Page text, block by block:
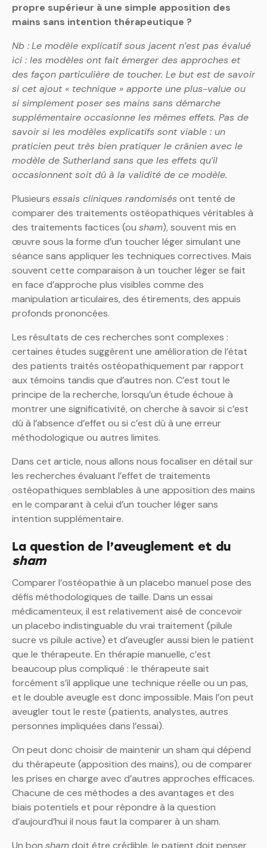
propre supérieur à une simple apposition des
mains sans intention thérapeutique ?
Nb :Le modèle explicatif sous jacent n’est pas évalué
ici : les modèles ont fait émerger des approches et
des façon particulière de toucher. Le but est de savoir
si cet ajout « technique » apporte une plus-value ou
si simplement poser ses mains sans démarche
supplémentaire occasionne les mêmes effets. Pas de
savoir si les modèles explicatifs sont viable : un
praticien peut très bien pratiquer le crânien avec le
modèle de Sutherland sans que les effets qu’il
occasionnent soit dû à la validité de ce modèle.
Plusieurs essais cliniques randomisésont tenté de
comparer des traitements ostéopathiques véritables à
des traitements factices (ou sham), souvent mis en
œuvre sous la forme d’un toucher léger simulant une
séance sans appliquer les techniques correctives. Mais
souvent cette comparaison à un toucher léger se fait
en face d’approche plus visibles comme des
manipulation articulaires, des étirements, des appuis
profonds prononcées.
Les résultats de ces recherches sont complexes :
certaines études suggèrent une amélioration de l’état
des patients traités ostéopathiquement par rapport
aux témoins tandis que d’autres non. C’est tout le
principe de la recherche, lorsqu’un étude échoue à
montrer une significativité, on cherche à savoir si c’est
dû à l’absence d’effet ou si c’est dû à une erreur
méthodologique ou autres limites.
Dans cet article, nous allons nous focaliser en détail sur
les recherches évaluant l’effet de traitements
ostéopathiques semblables à une apposition des mains
en le comparant à celui d’un toucher léger sans
intention supplémentaire.
La question de l’aveuglement et du
sham
Comparer l’ostéopathie à un placebo manuel pose des
défis méthodologiques de taille. Dans un essai
médicamenteux, il est relativement aisé de concevoir
un placebo indistinguable du vrai traitement (pilule
sucre vs pilule active) et d’aveugler aussi bien le patient
que le thérapeute. En thérapie manuelle, c’est
beaucoup plus compliqué : le thérapeute sait
forcément s’il applique une technique réelle ou un pas,
et le double aveugle est donc impossible. Mais l’on peut
aveugler tout le reste (patients, analystes, autres
personnes impliquées dans l’essai).
On peut donc choisir de maintenir un sham qui dépend
du thérapeute (apposition des mains), ou de comparer
les prises en charge avec d’autres approches efficaces.
Chacune de ces méthodes a des avantages et des
biais potentiels et pour répondre à la question
d’aujourd’hui il nous faut la comparer à un sham.
Un bon shamdoit être crédible, le patient doit penser